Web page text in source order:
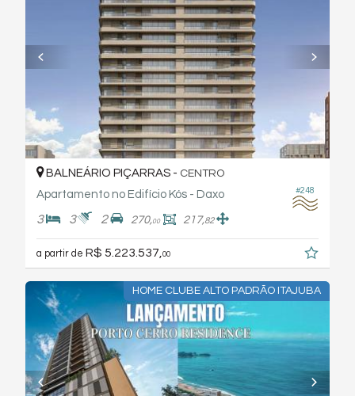
#248
BALNEÁRIO PIÇARRAS - CENTRO
Apartamento no Edifício Kós - Daxo
3 3 2 270,00 217,82
a partir de R$ 5.223.537, 00
HOME CLUBE ALTO PADRÃO ITAJUBA